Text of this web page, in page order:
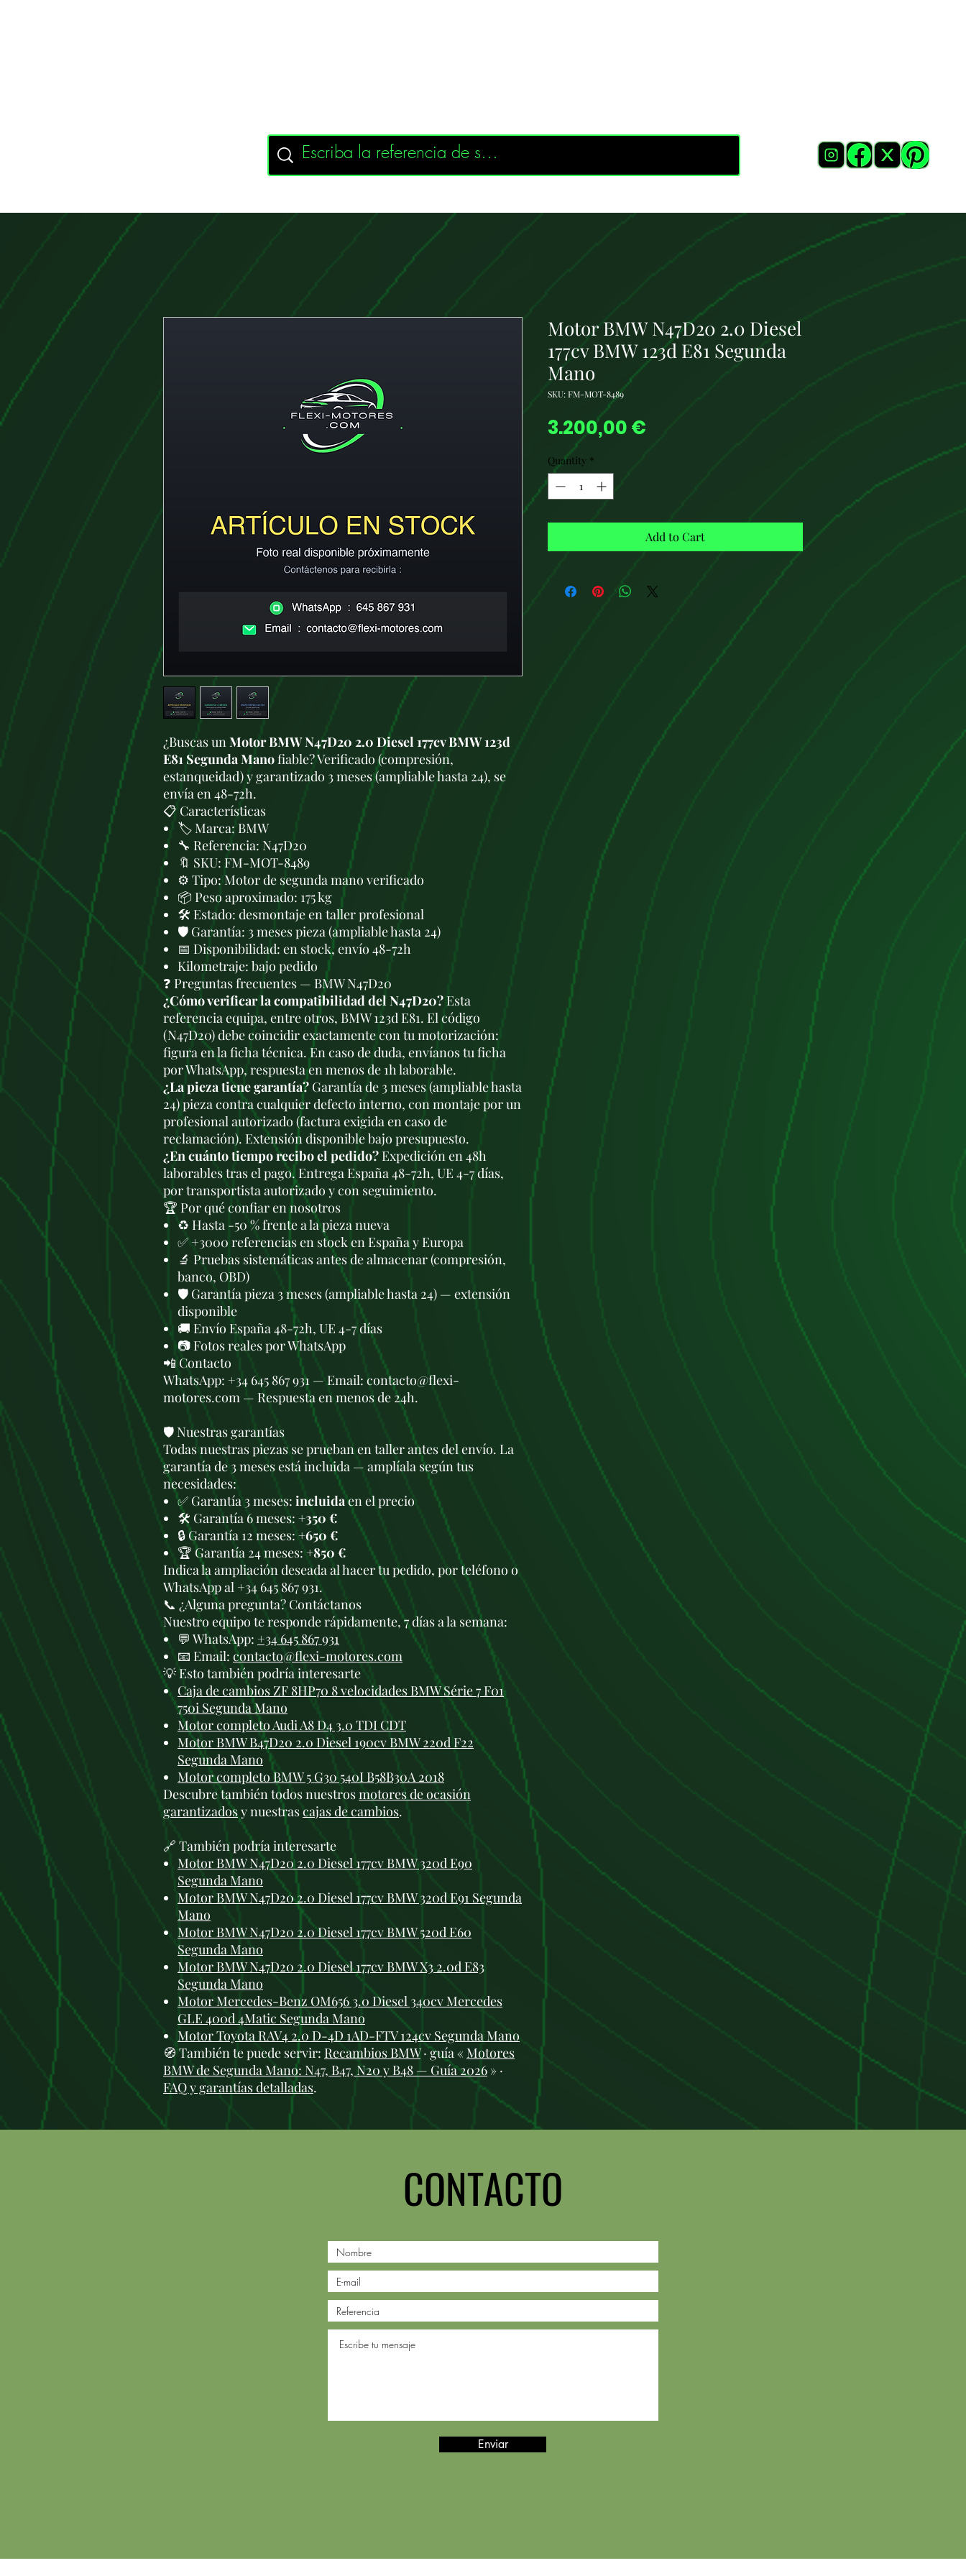
¿Buscas unMotor BMW N47D20 2.0 Diesel 177cv BMW 123d
E81 Segunda Manofiable? Verificado (compresión,
estanqueidad) y garantizado 3 meses (ampliable hasta 24), se
envía en 48-72h.
📋 Características
🏷️ Marca: BMW
🔧 Referencia: N47D20
🔖 SKU: FM-MOT-8489
⚙️ Tipo: Motor de segunda mano verificado
📦 Peso aproximado: 175 kg
🛠 Estado: desmontaje en taller profesional
🛡️ Garantía: 3 meses pieza (ampliable hasta 24)
📅 Disponibilidad: en stock, envío 48-72h
Kilometraje: bajo pedido
❓ Preguntas frecuentes — BMW N47D20
¿Cómo verificar la compatibilidad del N47D20?Esta
referencia equipa, entre otros, BMW 123d E81. El código
(N47D20) debe coincidir exactamente con tu motorización:
figura en la ficha técnica. En caso de duda, envíanos tu ficha
por WhatsApp, respuesta en menos de 1h laborable.
¿La pieza tiene garantía? Garantía de 3 meses (ampliable hasta
24) pieza contra cualquier defecto interno, con montaje por un
profesional autorizado (factura exigida en caso de
reclamación). Extensión disponible bajo presupuesto.
¿En cuánto tiempo recibo el pedido? Expedición en 48h
laborables tras el pago. Entrega España 48-72h, UE 4-7 días,
por transportista autorizado y con seguimiento.
🏆 Por qué confiar en nosotros
♻️ Hasta -50 % frente a la pieza nueva
✅ +3000 referencias en stock en España y Europa
🔬 Pruebas sistemáticas antes de almacenar (compresión,
banco, OBD)
🛡️ Garantía pieza 3 meses (ampliable hasta 24) — extensión
disponible
🚚 Envío España 48-72h, UE 4-7 días
📷 Fotos reales por WhatsApp
📲 Contacto
WhatsApp: +34 645 867 931 — Email: contacto@flexi-
motores.com — Respuesta en menos de 24h.
🛡️ Nuestras garantías
Todas nuestras piezas se prueban en taller antes del envío. La
garantía de 3 meses está incluida — amplíala según tus
necesidades:
✅ Garantía 3 meses: incluidaen el precio
🛠️ Garantía 6 meses: +350 €
🔒 Garantía 12 meses: +650 €
🏆 Garantía 24 meses:+850 €
Indica la ampliación deseada al hacer tu pedido, por teléfono o
WhatsApp al +34 645 867 931.
📞 ¿Alguna pregunta? Contáctanos
Nuestro equipo te responde rápidamente, 7 días a la semana:
💬 WhatsApp: +34 645 867 931
📧 Email: contacto@flexi-motores.com
💡 Esto también podría interesarte
Caja de cambios ZF 8HP70 8 velocidades BMW Série 7 F01
750i Segunda Mano
Motor completo Audi A8 D4 3.0 TDI CDT
Motor BMW B47D20 2.0 Diesel 190cv BMW 220d F22
Segunda Mano
Motor completo BMW 5 G30 540I B58B30A 2018
Descubre también todos nuestrosmotores de ocasión
garantizadosy nuestrascajas de cambios.
🔗 También podría interesarte
Motor BMW N47D20 2.0 Diesel 177cv BMW 320d E90
Segunda Mano
Motor BMW N47D20 2.0 Diesel 177cv BMW 320d E91 Segunda
Mano
Motor BMW N47D20 2.0 Diesel 177cv BMW 520d E60
Segunda Mano
Motor BMW N47D20 2.0 Diesel 177cv BMW X3 2.0d E83
Segunda Mano
Motor Mercedes-Benz OM656 3.0 Diesel 340cv Mercedes
GLE 400d 4Matic Segunda Mano
Motor Toyota RAV4 2.0 D-4D 1AD-FTV 124cv Segunda Mano
🧭 También te puede servir: Recambios BMW· guía « Motores
BMW de Segunda Mano: N47, B47, N20 y B48 — Guía 2026 » ·
FAQ y garantías detalladas.
Motor BMW N47D20 2.0 Diesel
177cv BMW 123d E81 Segunda
Mano
SKU: FM-MOT-8489
3.200,00 €
Quantity *
Add to Cart
CONTACTO
Enviar